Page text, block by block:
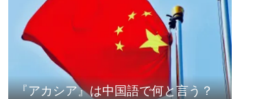
『アカシア』は中国語で何と言う？